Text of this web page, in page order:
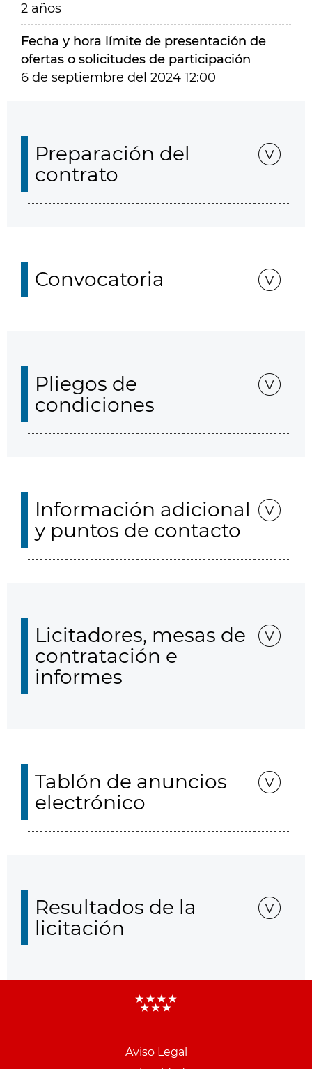
2 años
Fecha y hora límite de presentación de
ofertas o solicitudes de participación
6 de septiembre del 2024 12:00
Preparación del
contrato
Convocatoria
Pliegos de
condiciones
Información adicional
y puntos de contacto
Licitadores, mesas de
contratación e
informes
Tablón de anuncios
electrónico
Resultados de la
licitación
Aviso Legal